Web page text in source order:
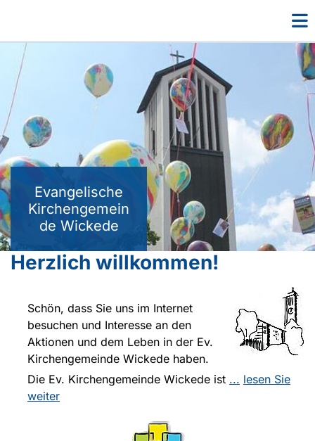
Evangelische
Kirchengemein
de Wickede
Herzlich willkommen!
Schön, dass Sie uns im Internet
besuchen und Interesse an den
Aktionen und dem Leben in der Ev.
Kirchengemeinde Wickede haben.
Die Ev. Kirchengemeinde Wickede ist ... lesen Sie
weiter